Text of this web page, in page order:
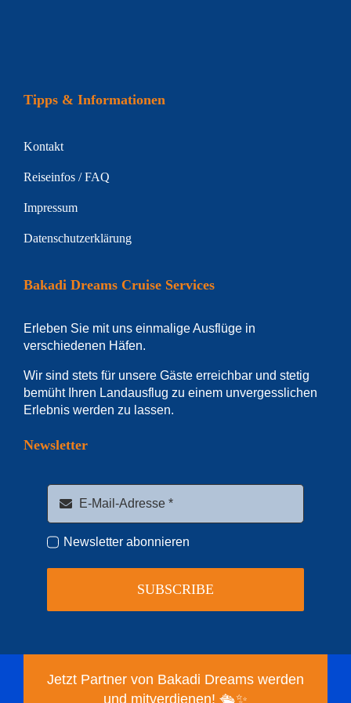
Tipps & Informationen
Kontakt
Reiseinfos / FAQ
Impressum
Datenschutzerklärung
Bakadi Dreams Cruise Services
Erleben Sie mit uns einmalige Ausflüge in
verschiedenen Häfen.
Wir sind stets für unsere Gäste erreichbar und stetig
bemüht Ihren Landausflug zu einem unvergesslichen
Erlebnis werden zu lassen.
Newsletter
Newsletter abonnieren
SUBSCRIBE
Jetzt Partner von Bakadi Dreams werden
und mitverdienen! 🛳️✨